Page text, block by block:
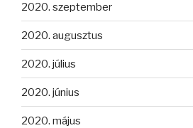
2020. szeptember
2020. augusztus
2020. július
2020. június
2020. május